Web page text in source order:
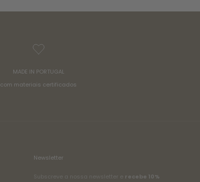
MADE IN PORTUGAL
com materiais certificados
Newsletter
Subscreve a nossa newsletter e recebe 10%